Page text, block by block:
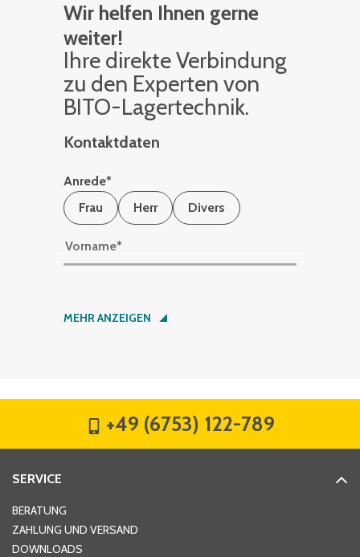
Wir helfen Ihnen gerne
weiter!
Ihre di­rek­te Ver­bin­dung
zu den Ex­per­ten von
BITO-La­ger­tech­nik.
Kontaktdaten
Anrede*
Frau
Herr Divers
Vorname*
Nachname*
Hausnummer
MEHR ANZEIGEN
+49 (6753) 122-789
SERVICE
BERATUNG
ZAHLUNG UND VERSAND
DOWNLOADS